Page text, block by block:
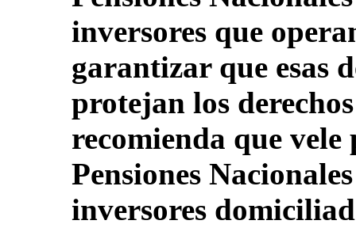
inversores que
garantizar que esas
protejan los
recomienda que vele
Pensiones
inversores